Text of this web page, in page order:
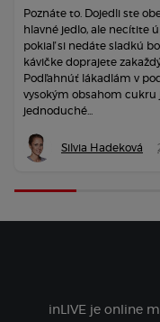
Poznáte to. Dojedli ste
hlavné jedlo, ale necítite
pokiaľ si nedáte sladkú
kávičke doprajete
Podľahnúť lákadlám v
vysokým obsahom cukru
jednoduché...
Silvia Hadeková
inLIVE je online